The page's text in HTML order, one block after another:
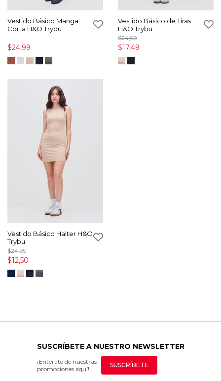
Vestido Básico Manga
Corta H&O Trybu
$24,99
Vestido Básico de Tiras
H&O Trybu
$24,99
$17,49
Vestido Básico Halter H&O
Trybu
$24,99
$12,50
SUSCRÍBETE A NUESTRO NEWSLETTER
¡Entérate de nuestras
promociones aquí!
SUSCRÍBETE